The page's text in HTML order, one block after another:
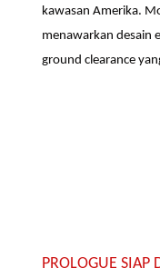
kawasan Amerika.
menawarkan desain
ground clearance
PROLOGUE SIAP